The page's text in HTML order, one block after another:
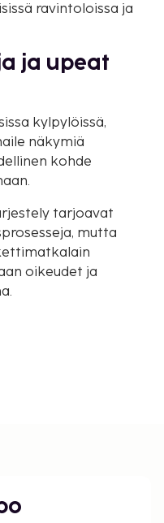
ravintoloissa ja
ja upeat
kylpylöissä,
näkymiä
kohde
tarjoavat
mutta
oikeudet ja